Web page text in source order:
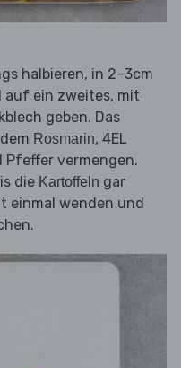
halbieren, in 2–3cm
auf ein zweites, mit
geben. Das
Rosmarin, 4EL
Pfeffer vermengen.
die Kartoffeln gar
einmal wenden und